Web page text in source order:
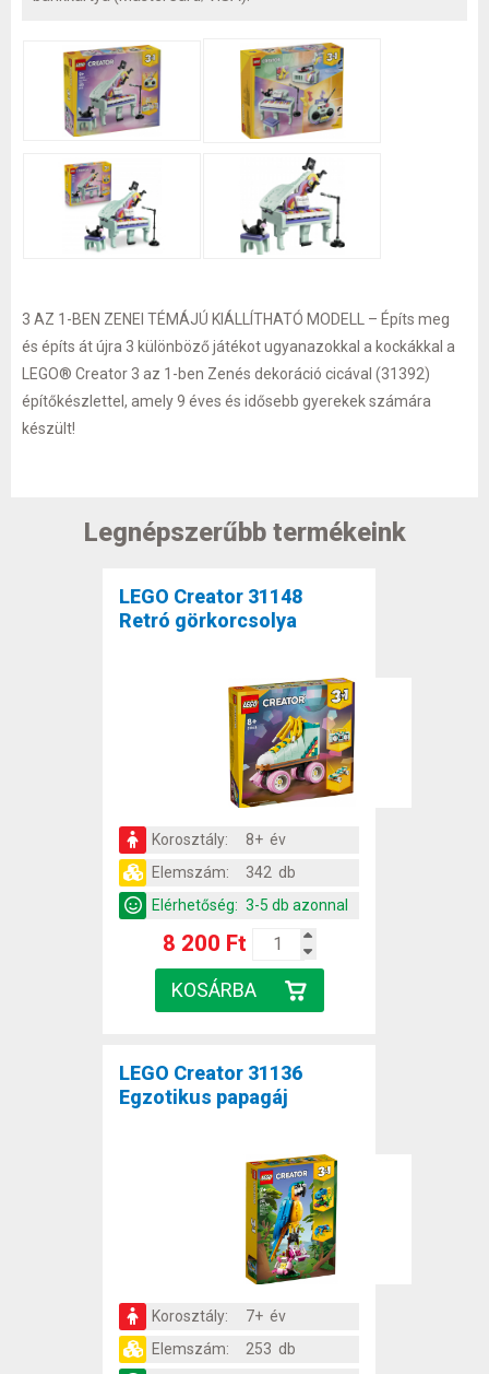
3 AZ 1-BEN ZENEI TÉMÁJÚ KIÁLLÍTHATÓ MODELL – Építs meg
és építs át újra 3 különböző játékot ugyanazokkal a kockákkal a
LEGO® Creator 3 az 1-ben Zenés dekoráció cicával (31392)
építőkészlettel, amely 9 éves és idősebb gyerekek számára
készült!
Legnépszerűbb termékeink
LEGO Creator 31148
Retró görkorcsolya
Korosztály:
8+ év
Elemszám:
342 db
Elérhetőség: 3-5 db azonnal
8 200 Ft
LEGO Creator 31136
Egzotikus papagáj
Korosztály:
7+ év
Elemszám:
253 db